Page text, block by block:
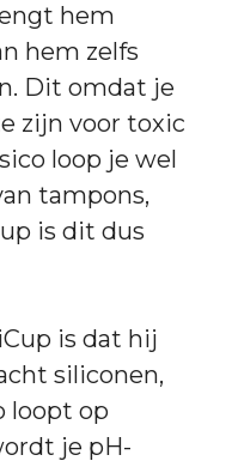
hem
hem zelfs
Dit omdat je
zijn voor toxic
loop je wel
tampons,
is dit dus
is dat hij
siliconen,
loopt op
je pH-